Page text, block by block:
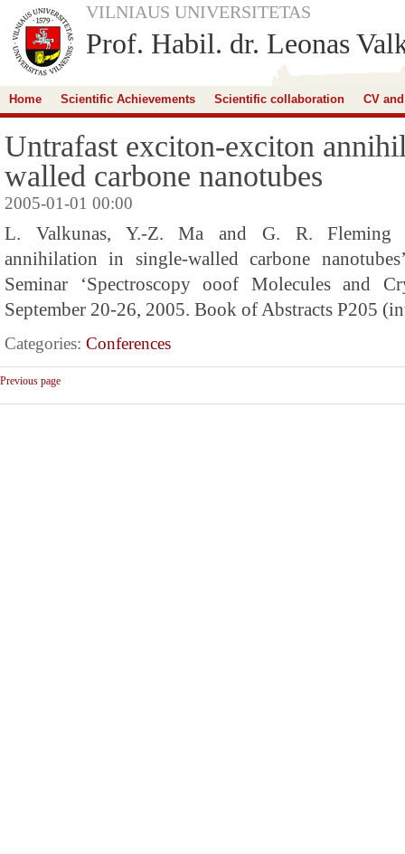
VILNIAUS UNIVERSITETAS
Prof. Habil. dr. Leonas
Home Scientific Achievements Scientific collaboration CV
Untrafast exciton-exciton
walled carbone nanotubes
2005-01-01 00:00
L. Valkunas, Y.-Z. Ma and G. R. Fleming
annihilation in single-walled carbone
Seminar ‘Spectroscopy ooof Molecules and
September 20-26, 2005. Book of Abstracts P205
Categories: Conferences
Previous page